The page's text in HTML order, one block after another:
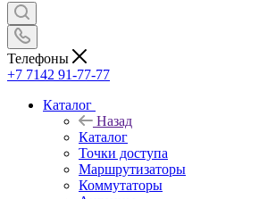
Телефоны
+7 7142 91-77-77
Каталог
Назад
Каталог
Точки доступа
Маршрутизаторы
Коммутаторы